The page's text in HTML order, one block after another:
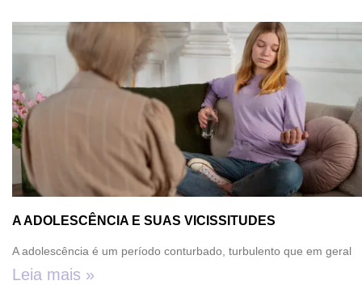
A ADOLESCÊNCIA E SUAS VICISSITUDES
A adolescência é um período conturbado, turbulento que em geral
Leia mais »